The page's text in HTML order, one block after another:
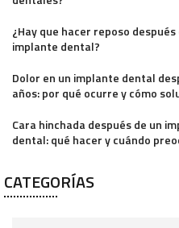
¿Hay que hacer reposo después
implante dental?
Dolor en un implante dental
años: por qué ocurre y cómo
Cara hinchada después de un
dental: qué hacer y cuándo
CATEGORÍAS